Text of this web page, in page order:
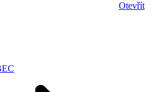
Otevřít